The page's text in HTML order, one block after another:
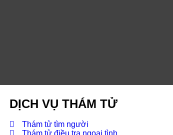
DỊCH VỤ THÁM TỬ
Thám tử tìm người
Thám tử điều tra ngoại tình